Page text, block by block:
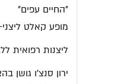
"החיים עפים"
מופע קאלט ליצני-
ליצנות רפואית
ירון סנצ'ו גושן